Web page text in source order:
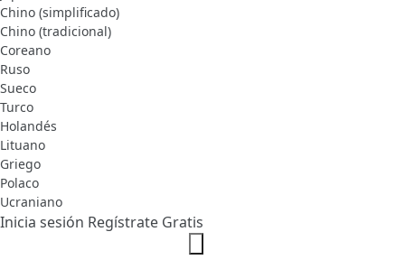
Chino (simplificado)
Chino (tradicional)
Coreano
Ruso
Sueco
Turco
Holandés
Lituano
Griego
Polaco
Ucraniano
Inicia sesión Regístrate Gratis